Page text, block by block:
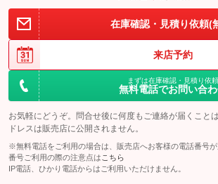
在庫確認・見積り依頼(
来店予約
まずは在庫確認・見積り依頼
無料電話でお問い合
お気軽にどうぞ。問合せ後に何度もご連絡が届くこと
ドレスは販売店に公開されません。
※無料電話をご利用の場合は、販売店へお客様の電話番号
番号ご利用の際の注意点は こちら
IP電話、ひかり電話からはご利用いただけません。